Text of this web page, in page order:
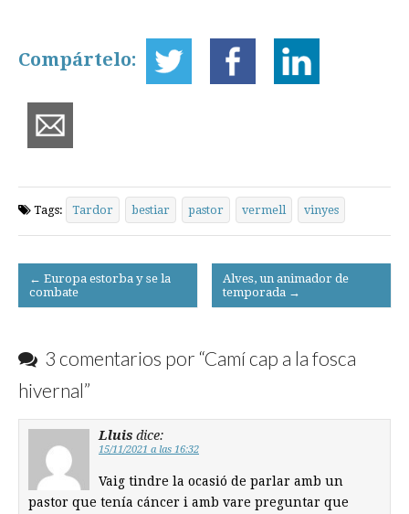
Compártelo:
Tags: Tardor bestiar pastor vermell vinyes
Post
navigation
← Europa estorba y se la
combate
Alves, un animador de
temporada →
3 comentarios por “Camí cap a la fosca
hivernal”
Lluis dice:
15/11/2021 a las 16:32
Vaig tindre la ocasió de parlar amb un
pastor que tenía cáncer i amb vare preguntar que